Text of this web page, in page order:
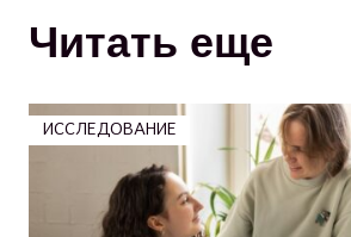
Читать еще
ИССЛЕДОВАНИЕ